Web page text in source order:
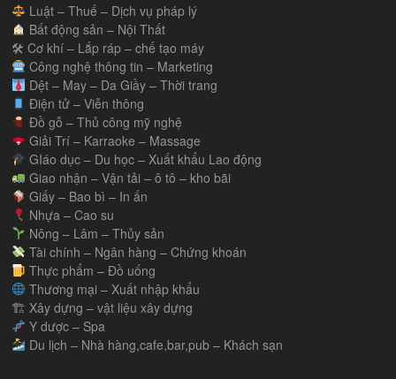
Luật – Thuế – Dịch vụ pháp lý
Bất động sản – Nội Thất
🛠 Cơ khí – Lắp ráp – chế tạo máy
Công nghệ thông tin – Marketing
Dệt – May – Da Giầy – Thời trang
Điện tử – Viễn thông
Đồ gỗ – Thủ công mỹ nghệ
Giải Trí – Karraoke – Massage
GIáo dục – Du học – Xuất khẩu Lao động
Giao nhận – Vận tải – ô tô – kho bãi
Giấy – Bao bì – In ấn
Nhựa – Cao su
Nông – Lâm – Thủy sản
Tài chính – Ngân hàng – Chứng khoán
Thực phẩm – Đồ uống
Thương mại – Xuất nhập khẩu
🏗 Xây dựng – vật liệu xây dựng
Y dược – Spa
Du lịch – Nhà hàng,cafe,bar,pub – Khách sạn